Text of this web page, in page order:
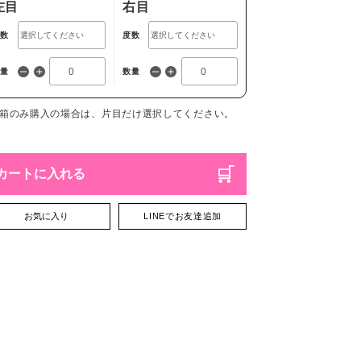
目 右目
度数
数量
のみ購入の場合は、片目だけ選択してください。
ートに入れる
お気に入り LINEでお友達追加